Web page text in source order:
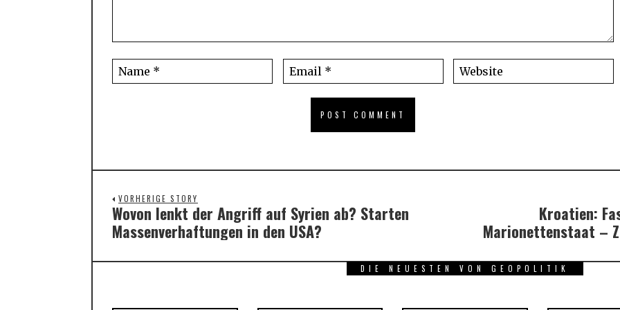
VORHERIGE STORY
Previous
post:
Wovon lenkt der Angriff auf Syrien ab? Starten
Massenverhaftungen in den USA?
Kroatien:
Marionettenstaat –
DIE NEUESTEN VON GEOPOLITIK